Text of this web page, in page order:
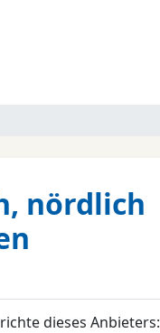
nördlich
dieses Anbieters: